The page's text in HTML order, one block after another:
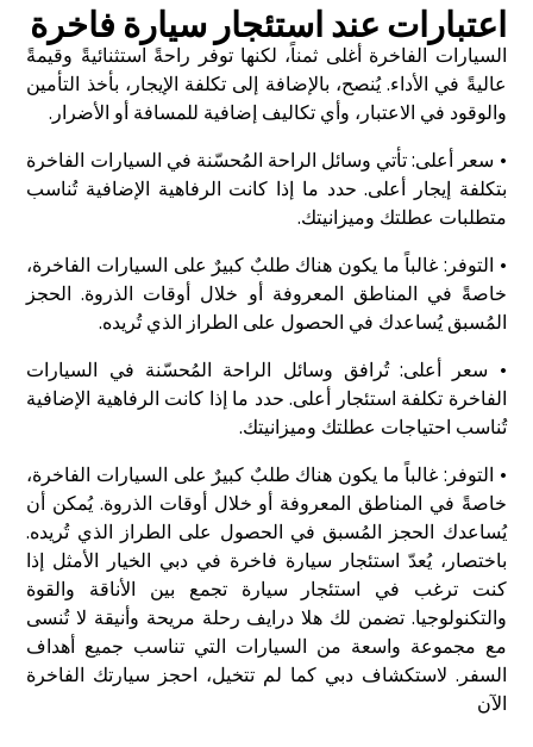
اعتبارات عند استئجار سيارة فاخرة
السيارات الفاخرة أغلى ثمناً، لكنها توفر راحةً استثنائيةً وقيمةً
عاليةً في الأداء. يُنصح، بالإضافة إلى تكلفة الإيجار، بأخذ التأمين
والوقود في الاعتبار، وأي تكاليف إضافية للمسافة أو الأضرار.
• سعر أعلى: تأتي وسائل الراحة المُحسّنة في السيارات الفاخرة
بتكلفة إيجار أعلى. حدد ما إذا كانت الرفاهية الإضافية تُناسب
متطلبات عطلتك وميزانيتك.
• التوفر: غالباً ما يكون هناك طلبٌ كبيرٌ على السيارات الفاخرة،
خاصةً في المناطق المعروفة أو خلال أوقات الذروة. الحجز
المُسبق يُساعدك في الحصول على الطراز الذي تُريده.
• سعر أعلى: تُرافق وسائل الراحة المُحسّنة في السيارات
الفاخرة تكلفة استئجار أعلى. حدد ما إذا كانت الرفاهية الإضافية
تُناسب احتياجات عطلتك وميزانيتك.
• التوفر: غالباً ما يكون هناك طلبٌ كبيرٌ على السيارات الفاخرة،
خاصةً في المناطق المعروفة أو خلال أوقات الذروة. يُمكن أن
يُساعدك الحجز المُسبق في الحصول على الطراز الذي تُريده.
باختصار، يُعدّ استئجار سيارة فاخرة في دبي الخيار الأمثل إذا
كنت ترغب في استئجار سيارة تجمع بين الأناقة والقوة
والتكنولوجيا. تضمن لك هلا درايف رحلة مريحة وأنيقة لا تُنسى
مع مجموعة واسعة من السيارات التي تناسب جميع أهداف
السفر. لاستكشاف دبي كما لم تتخيل، احجز سيارتك الفاخرة
الآن